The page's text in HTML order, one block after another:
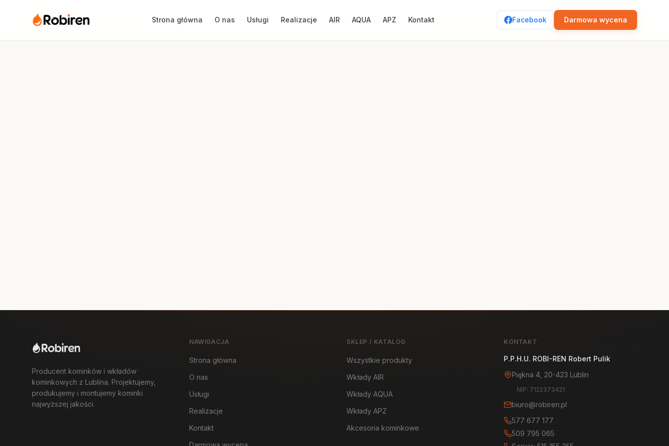
Strona główna O nas Usługi Realizacje AIR AQUA APZ Kontakt Facebook Darmowa wycena
Producent kominków i wkładów
kominkowych z Lublina. Projektujemy,
produkujemy i montujemy kominki
najwyższej jakości.
NAWIGACJA
Strona główna
O nas
Usługi
Realizacje
Kontakt
SKLEP / KATALOG
Wszystkie produkty
Wkłady AIR
Wkłady AQUA
Wkłady APZ
Akcesoria kominkowe
KONTAKT
P.P.H.U. ROBI-REN Robert Pulik
Piękna 4, 20-423 Lublin
NIP: 7122373421
biuro@robiren.pl
577 677 177
509 795 065